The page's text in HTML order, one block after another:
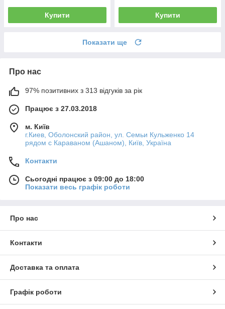
Купити Купити
Показати ще
Про нас
97% позитивних з 313 відгуків за рік
Працює з 27.03.2018
м. Київ
г.Киев, Оболонский район, ул. Семьи Кульженко 14
рядом с Караваном (Ашаном), Київ, Україна
Контакти
Сьогодні працює з 09:00 до 18:00
Показати весь графік роботи
Про нас
Контакти
Доставка та оплата
Графік роботи